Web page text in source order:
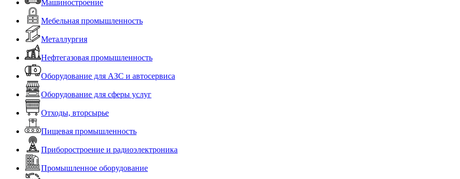
Машиностроение
Мебельная промышленность
Металлургия
Нефтегазовая промышленность
Оборудование для АЗС и автосервиса
Оборудование для сферы услуг
Отходы, вторсырье
Пищевая промышленность
Приборостроение и радиоэлектроника
Промышленное оборудование